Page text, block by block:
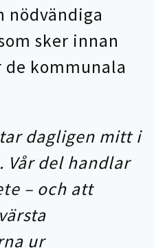
nödvändiga
sker innan
kommunala
dagligen mitt i
del handlar
– och att
ur